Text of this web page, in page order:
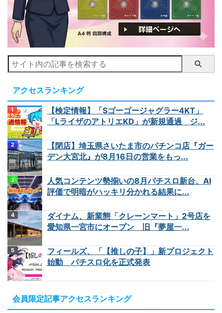
アクセスランキング
【検定情報】「Sゴーゴージャグラー4KT」
「LライザのアトリエKD」が新規通過 ジ...
【閉店】埼玉県さいたま市のパチンコ店『ガー
デン大宮北』が8月16日の営業をもっ...
人気コンテンツ勢揃いの8月パチスロ新台、AI
評価で明暗がハッキリ分かれる結果に...
ダイナム、新業態「クレーンマート」2号店を
愛知県一宮市にオープン 旧『夢屋一...
フィールズ、「【推しの子】」新プロジェクト
始動 パチスロ化を正式発表
会員限定記事アクセスランキング